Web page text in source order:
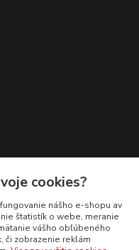
cookies?
nášho e-shopu av
štatistík o webe, meranie
vášho obľúbeného
či zobrazenie reklám